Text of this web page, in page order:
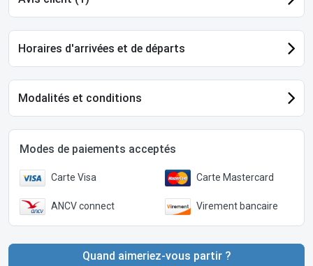
Horaires d'arrivées et de départs
Modalités et conditions
Modes de paiements acceptés
Carte Visa Carte Mastercard
ANCV connect Virement bancaire
Quand aimeriez-vous partir ?